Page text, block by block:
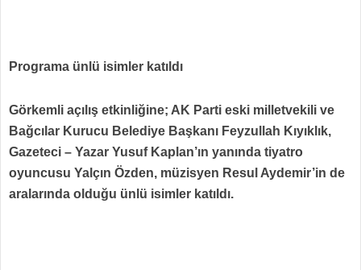
Programa ünlü isimler katıldı
Görkemli açılış etkinliğine; AK Parti eski milletvekili ve
Bağcılar Kurucu Belediye Başkanı Feyzullah Kıyıklık,
Gazeteci – Yazar Yusuf Kaplan’ın yanında tiyatro
oyuncusu Yalçın Özden, müzisyen Resul Aydemir’in de
aralarında olduğu ünlü isimler katıldı.